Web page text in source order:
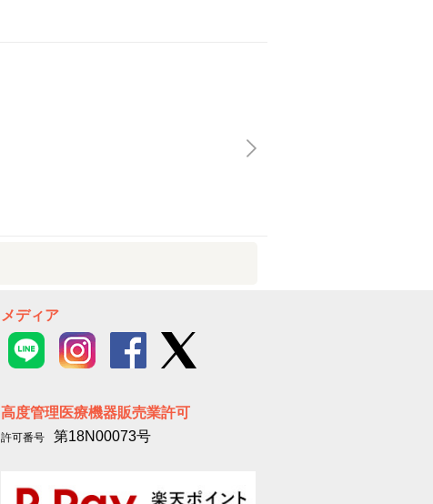
メディア
高度管理医療機器販売業許可
許可番号 第18N00073号